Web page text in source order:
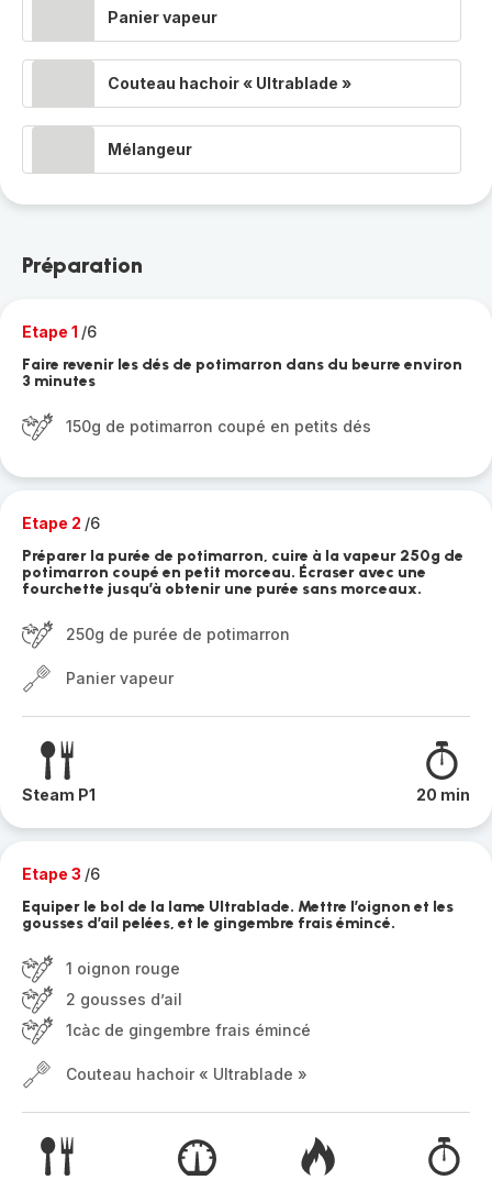
Panier vapeur
Couteau hachoir « Ultrablade »
Mélangeur
Préparation
Etape 1 /6
Faire revenir les dés de potimarron dans du beurre environ
3 minutes
150g de potimarron coupé en petits dés
Etape 2 /6
Préparer la purée de potimarron, cuire à la vapeur 250g de
potimarron coupé en petit morceau. Écraser avec une
fourchette jusqu’à obtenir une purée sans morceaux.
250g de purée de potimarron
Panier vapeur
Steam P1 20 min
Etape 3 /6
Equiper le bol de la lame Ultrablade. Mettre l’oignon et les
gousses d’ail pelées, et le gingembre frais émincé.
1 oignon rouge
2 gousses d’ail
1càc de gingembre frais émincé
Couteau hachoir « Ultrablade »